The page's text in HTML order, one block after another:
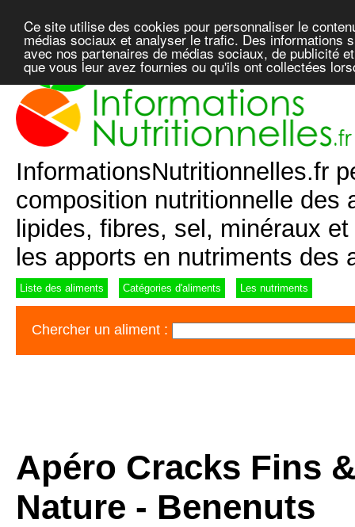
Ce site utilise des cookies pour personnaliser le
médias sociaux et analyser le trafic. Des informations
avec nos partenaires de médias sociaux, de publicité
que vous leur avez fournies ou qu'ils ont collectées
InformationsNutritionnelles.fr
composition nutritionnelle des
lipides, fibres, sel, minéraux
les apports en nutriments des
Liste des aliments Catégories d'aliments Les nutriments
Chercher un aliment :
Apéro Cracks Fins
Nature - Benenuts